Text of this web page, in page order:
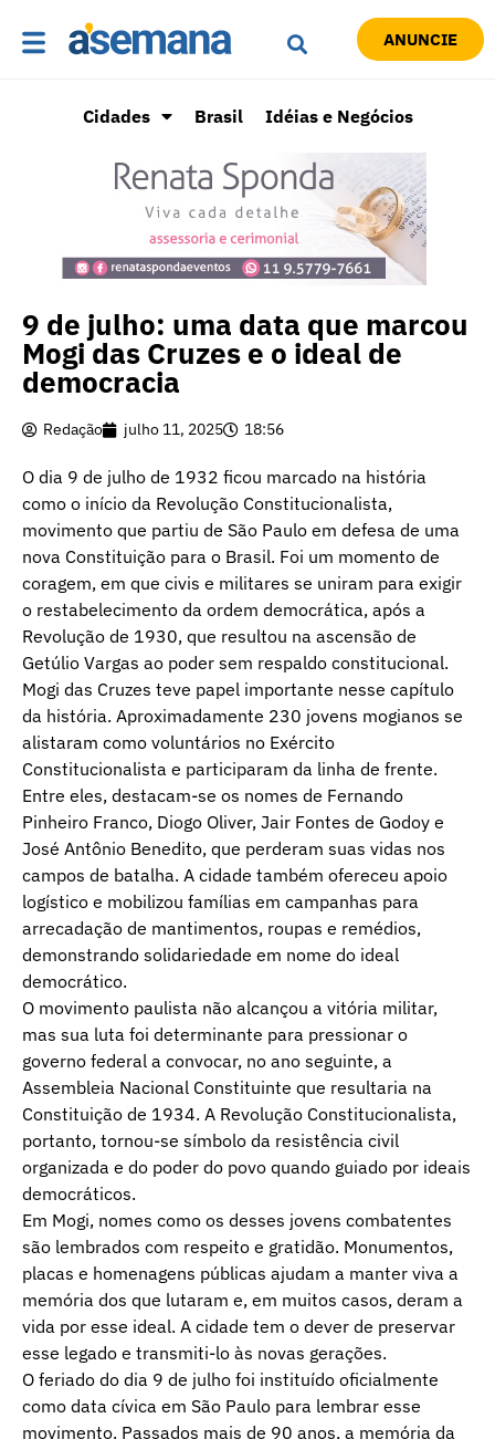
ANUNCIE
Cidades Brasil Idéias e Negócios
9 de julho: uma data que marcou
Mogi das Cruzes e o ideal de
democracia
Redação julho 11, 2025 18:56
O dia 9 de julho de 1932 ficou marcado na história
como o início da Revolução Constitucionalista,
movimento que partiu de São Paulo em defesa de uma
nova Constituição para o Brasil. Foi um momento de
coragem, em que civis e militares se uniram para exigir
o restabelecimento da ordem democrática, após a
Revolução de 1930, que resultou na ascensão de
Getúlio Vargas ao poder sem respaldo constitucional.
Mogi das Cruzes teve papel importante nesse capítulo
da história. Aproximadamente 230 jovens mogianos se
alistaram como voluntários no Exército
Constitucionalista e participaram da linha de frente.
Entre eles, destacam-se os nomes de Fernando
Pinheiro Franco, Diogo Oliver, Jair Fontes de Godoy e
José Antônio Benedito, que perderam suas vidas nos
campos de batalha. A cidade também ofereceu apoio
logístico e mobilizou famílias em campanhas para
arrecadação de mantimentos, roupas e remédios,
demonstrando solidariedade em nome do ideal
democrático.
O movimento paulista não alcançou a vitória militar,
mas sua luta foi determinante para pressionar o
governo federal a convocar, no ano seguinte, a
Assembleia Nacional Constituinte que resultaria na
Constituição de 1934. A Revolução Constitucionalista,
portanto, tornou-se símbolo da resistência civil
organizada e do poder do povo quando guiado por ideais
democráticos.
Em Mogi, nomes como os desses jovens combatentes
são lembrados com respeito e gratidão. Monumentos,
placas e homenagens públicas ajudam a manter viva a
memória dos que lutaram e, em muitos casos, deram a
vida por esse ideal. A cidade tem o dever de preservar
esse legado e transmiti-lo às novas gerações.
O feriado do dia 9 de julho foi instituído oficialmente
como data cívica em São Paulo para lembrar esse
movimento. Passados mais de 90 anos, a memória da